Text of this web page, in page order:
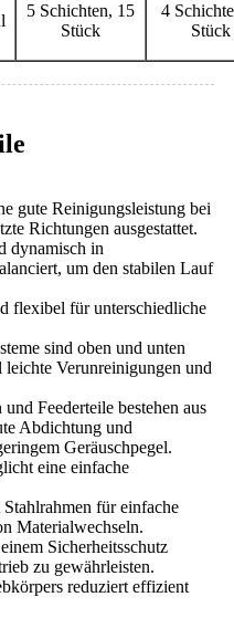
5 Schichten, 15
Stück
4
Stück
gute Reinigungsleistung bei
Richtungen ausgestattet.
dynamisch in
um den stabilen Lauf
flexibel für unterschiedliche
sind oben und unten
leichte Verunreinigungen und
Feederteile bestehen aus
Abdichtung und
Geräuschpegel.
eine einfache
für einfache
Materialwechseln.
Sicherheitsschutz
zu gewährleisten.
reduziert effizient